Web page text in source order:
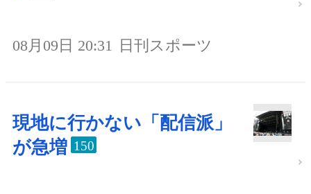
08月09日 20:31 日刊スポーツ
現地に行かない「配信派」
が急増 150